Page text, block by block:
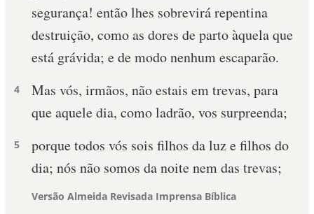
segurança! então lhes sobrevirá repentina
destruição, como as dores de parto àquela que
está grávida; e de modo nenhum escaparão.
4
Mas vós, irmãos, não estais em trevas, para
que aquele dia, como ladrão, vos surpreenda;
5
porque todos vós sois filhos da luz e filhos do
dia; nós não somos da noite nem das trevas;
Versão Almeida Revisada Imprensa Bíblica